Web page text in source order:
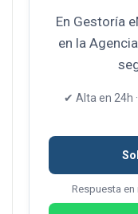
En Gestoría
en la
✔ Alta en 24h
Respuesta en